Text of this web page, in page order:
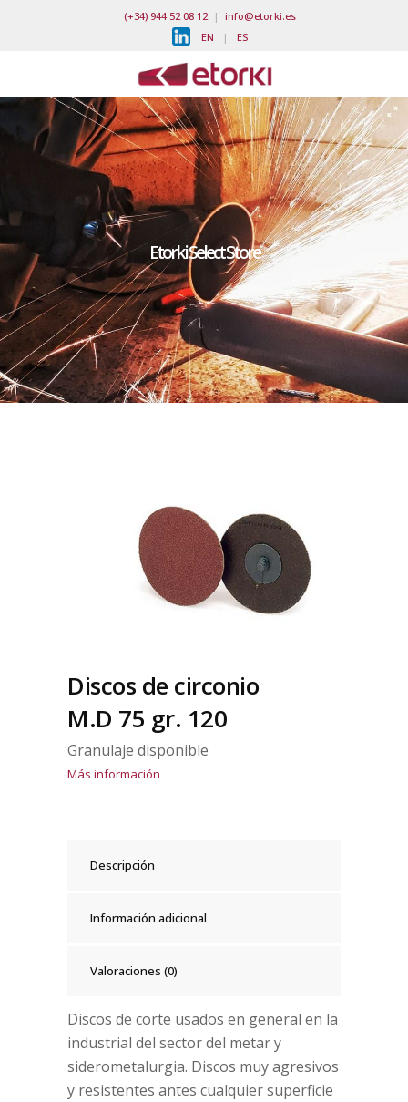
(+34) 944 52 08 12| info@etorki.es
EN | ES
Etorki Select Store
Discos de circonio
M.D 75 gr. 120
Granulaje disponible
Más información
Descripción
Información adicional
Valoraciones (0)
Discos de corte usados en general en la
industrial del sector del metar y
siderometalurgia. Discos muy agresivos
y resistentes antes cualquier superficie